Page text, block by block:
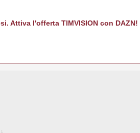
Attiva l'offerta TIMVISION con DAZN!